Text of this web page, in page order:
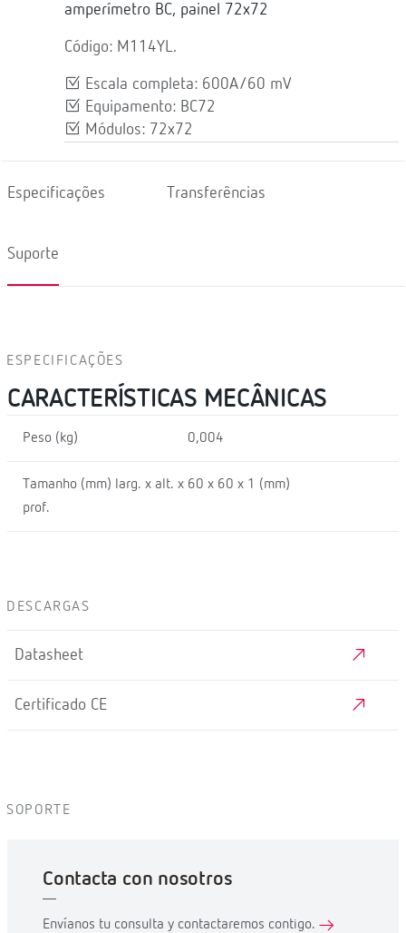
amperímetro BC, painel 72x72
Código: M114YL.
Escala completa: 600A/60 mV
Equipamento: BC72
Módulos: 72x72
Especificações Transferências
Suporte
ESPECIFICAÇÕES
CARACTERÍSTICAS MECÂNICAS
Peso (kg) 0,004
Tamanho (mm) larg. x alt. x
prof.
60 x 60 x 1 (mm)
DESCARGAS
Datasheet
Certificado CE
SOPORTE
Contacta con nosotros
Envíanos tu consulta y contactaremos contigo.